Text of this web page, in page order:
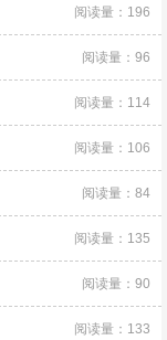
阅读量：196
阅读量：96
阅读量：114
阅读量：106
阅读量：84
阅读量：135
阅读量：90
阅读量：133